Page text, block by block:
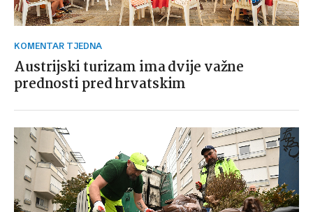
KOMENTAR TJEDNA
Austrijski turizam ima dvije važne
prednosti pred hrvatskim